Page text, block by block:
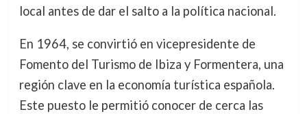
local antes de dar el salto a la política nacional.
En 1964, se convirtió en vicepresidente de
Fomento del Turismo de Ibiza y Formentera, una
región clave en la economía turística española.
Este puesto le permitió conocer de cerca las